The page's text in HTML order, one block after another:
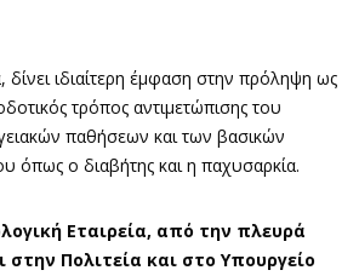
ιδιαίτερη έμφαση στην πρόληψη ως
τρόπος αντιμετώπισης του
παθήσεων και των βασικών
όπως ο διαβήτης και η παχυσαρκία.
Εταιρεία, από την πλευρά
στην Πολιτεία και στο Υπουργείο